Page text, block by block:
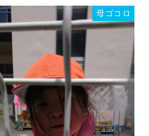
母ゴコロ